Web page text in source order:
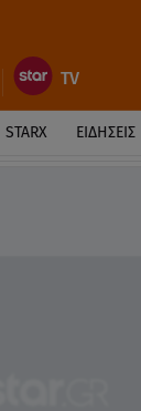
STARX ΕΙΔΉΣΕΙΣ